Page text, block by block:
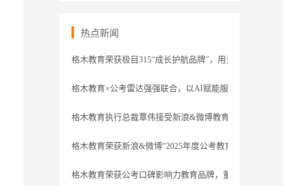
热点新闻
格木教育荣获极目315“成长护航品牌”，用责任守护职业
格木教育×公考雷达强强联合，以AI赋能服务
格木教育执行总裁覃伟接受新浪&微博教育盛典专访
格木教育荣获新浪&微博“2025年度公考教育领导力品牌”
格木教育荣获公考口碑影响力教育品牌，董事长接受腾